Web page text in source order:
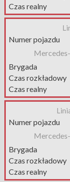
Czas realny
Numer pojazdu
Brygada
Czas rozkładowy
Czas realny
Numer pojazdu
Brygada
Czas rozkładowy
Czas realny